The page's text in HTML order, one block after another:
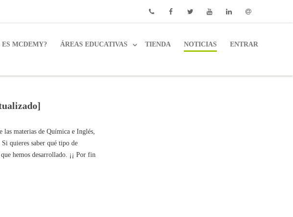
ES MCDEMY? ÁREAS EDUCATIVAS TIENDA NOTICIAS ENTRAR
las materias de Química e Inglés,
quieres saber qué tipo de
hemos desarrollado. ¡¡ Por fin